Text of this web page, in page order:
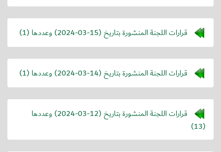
قرارات اللجنة المنشورة بتاريخ (2024-03-15) وعددها (1)
قرارات اللجنة المنشورة بتاريخ (2024-03-14) وعددها (1)
قرارات اللجنة المنشورة بتاريخ (2024-03-12) وعددها
(13)